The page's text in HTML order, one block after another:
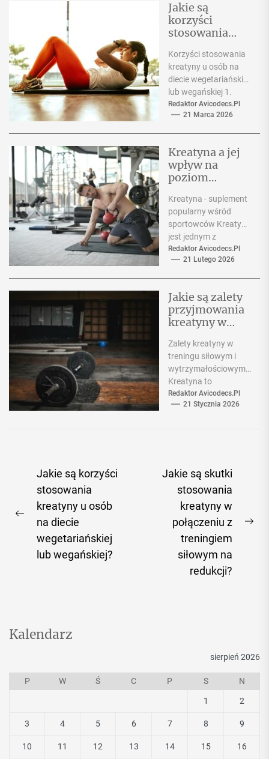
popularnych
suplementów
stosowanych przez...
Jakie są
korzyści
stosowania
osób na diecie
wegetariańskie
j lub
wegańskiej?
Korzyści stosowania
kreatyny u osób na
diecie wegetariańskiej
lub wegańskiej 1.
Wprowadzenie Osoby
prowadzące dietę
mogą...
Redaktor Avicodecs.pl
21 Marca 2026
Kreatyna a jej
wpływ na
poziom
sportowców.
Kreatyna - suplement
popularny wśród
sportowców Kreatyna
jest jednym z
najbardziej
popularnych
sportowców w celu
zwiększenia
wydolności...
Redaktor Avicodecs.pl
21 Lutego 2026
Jakie są zalety
przyjmowania
kreatyny w
treningiem
siłowym i
wytrzymałości
owym?
Zalety kreatyny w
treningu siłowym i
wytrzymałościowym
Kreatyna to
popularny suplement
stosowany przez
Redaktor Avicodecs.pl
21 Stycznia 2026
Nawigacja
wpisu
Previous
post:
Jakie są korzyści
stosowania
kreatyny u osób
na diecie
wegetariańskiej
lub wegańskiej?
Jakie są skutki
stosowania
kreatyny w
połączeniu z
treningiem
siłowym na
redukcji?
Kalendarz
sierpień 2026
P W Ś C P S N
1 2
3 4 5 6 7 8 9
10 11 12 13 14 15 16